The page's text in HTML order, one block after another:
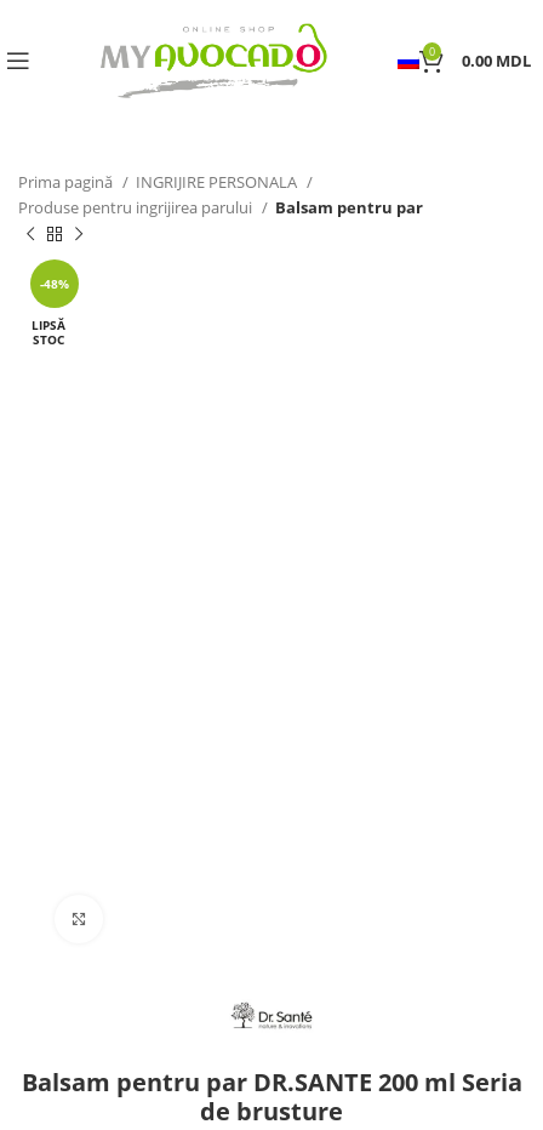
0 0.00 MDL
Prima pagină
INGRIJIRE PERSONALA
Produse pentru ingrijirea parului
Balsam pentru par
-48%
LIPSĂ
STOC
Balsam pentru par DR.SANTE 200 ml Seria
de brusture